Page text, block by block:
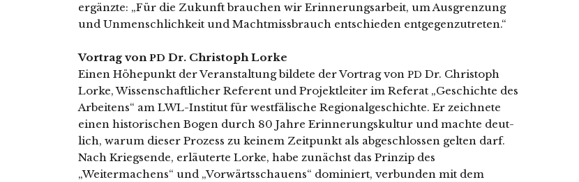
ergänz­te: „Für die Zukunft brau­chen wir Erinnerungsarbeit, um Ausgrenzung
und Unmenschlichkeit und Machtmissbrauch ent­schie­den ent­ge­gen­zu­tre­ten.“
Vortrag vonPD Dr. Christoph Lorke
Einen Höhepunkt der Veranstaltung bil­de­te der Vortrag von PD Dr. Christoph
Lorke, Wissenschaftlicher Referent und Projektleiter im Referat „Geschichte des
Arbeitens“ am LWL-Institut für west­fä­li­sche Regionalgeschichte. Er zeich­ne­te
einen his­to­ri­schen Bogen durch 80 Jahre Erinnerungskultur und mach­te deut­
lich, war­um die­ser Prozess zu kei­nem Zeitpunkt als abge­schlos­sen gel­ten darf.
Nach Kriegsende, erläu­ter­te Lorke, habe zunächst das Prinzip des
„Weitermachens“ und „Vorwärtsschauens“ domi­niert, ver­bun­den mit dem